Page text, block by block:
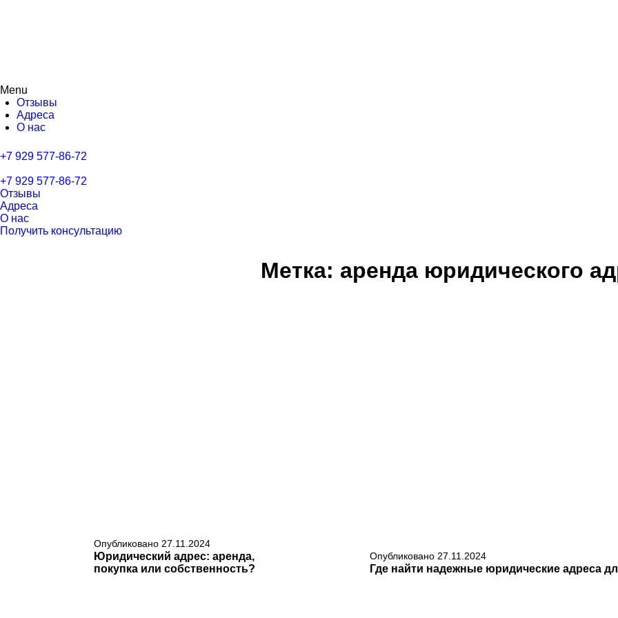
Menu
Отзывы
Адреса
О нас
+7 929 577-86-72
+7 929 577-86-72
Отзывы
Адреса
О нас
Получить консультацию
Метка: аренда юридического
Опубликовано 27.11.2024
Юридический адрес: аренда,
покупка или собственность?
ЧИТАТЬ
Опубликовано 27.11.2024
Где найти надежные юридические адреса
ЧИТАТЬ